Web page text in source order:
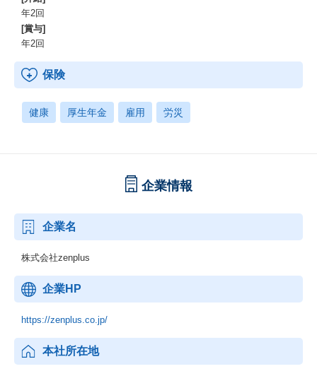
年2回
[賞与]
年2回
保険
健康 厚生年金 雇用 労災
企業情報
企業名
株式会社zenplus
企業HP
https://zenplus.co.jp/
本社所在地